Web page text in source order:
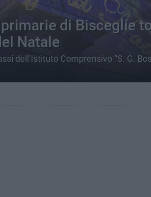
di Bisceglie
Natale
dell’Istituto Comprensivo “S. G.